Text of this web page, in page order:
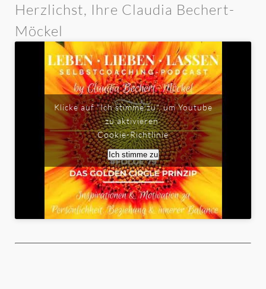
Herzlichst, Ihre Claudia Bechert-
Möckel
Klicke auf "Ich stimme zu", um Youtube
zu aktivieren
Cookie-Richtlinie
Ich stimme zu